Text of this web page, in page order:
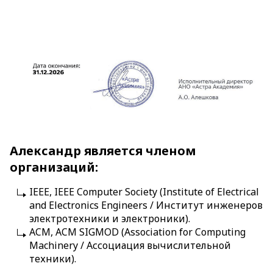
Александр является членом
организаций:
IEEE, IEEE Computer Society (Institute of Electrical
and Electronics Engineers / Институт инженеров
электротехники и электроники).
ACM, ACM SIGMOD (Association for Computing
Machinery / Ассоциация вычислительной
техники).